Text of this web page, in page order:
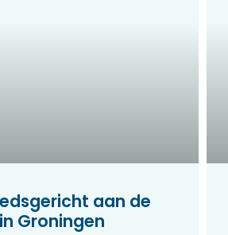
aan de
Groningen